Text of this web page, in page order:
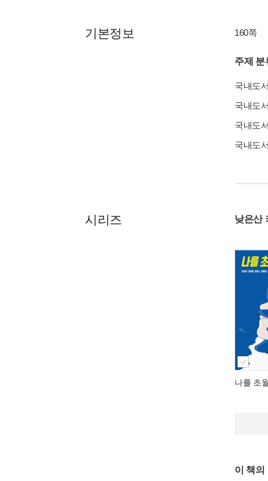
기본정보 160쪽
주제 분
국내도
국내도
국내도
국내도
시리즈 낮은산
나를 초
이 책의